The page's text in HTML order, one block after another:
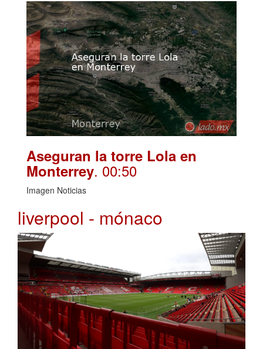
Aseguran la torre Lola en
Monterrey. 00:50
Imagen Noticias
liverpool - mónaco